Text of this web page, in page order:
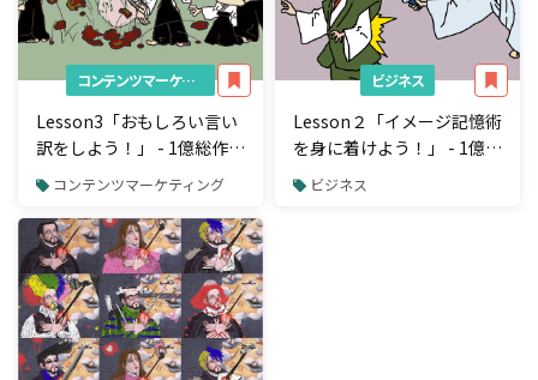
コンテンツマーケティング
Lesson3「おもしろい言い
訳をしよう！」 - 1億総作り
手時代に"子どもがクリエ
イターになる練習ドリル" –
コンテンツマーケティング
ビジネス
Lesson２「イメージ記憶術
を身に着けよう！」 - 1億総
作り手時代に"子どもがク
リエイターになる練習ドリ
ビジネス